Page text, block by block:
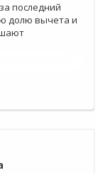
последний
долю вычета и